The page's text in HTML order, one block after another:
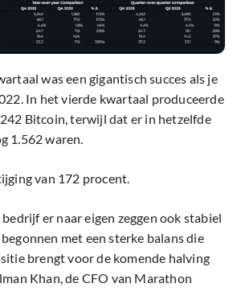
was een gigantisch succes als je
In het vierde kwartaal produceerde
Bitcoin, terwijl dat er in hetzelfde
1.562 waren.
van 172 procent.
er naar eigen zeggen ook stabiel
met een sterke balans die
brengt voor de komende halving
Khan, de CFO van Marathon